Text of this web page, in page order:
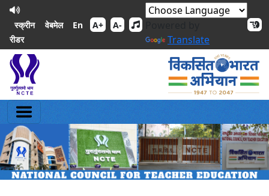
स्क्रीन
रीडर
वेबमेल En A+ A-
Translate